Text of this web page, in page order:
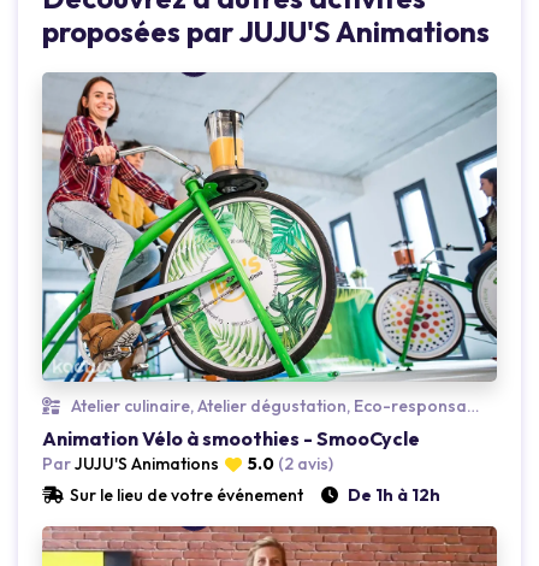
proposées par JUJU'S Animations
Loading...
Atelier culinaire, Atelier dégustation, Eco-responsable
Animation Vélo à smoothies - SmooCycle
ParJUJU'S Animations 5.0 (2 avis)
Sur le lieu de votre événement
De 1h à 12h